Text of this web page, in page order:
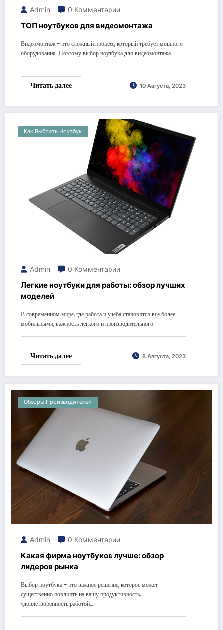
Admin 0 Комментарии
ТОП ноутбуков для видеомонтажа
Видеомонтаж - это сложный процесс, который требует мощного
оборудования. Поэтому выбор ноутбука для видеомонтажа -…
Читать далее 10 Августа, 2023
Как Выбрать Ноутбук
Admin 0 Комментарии
Легкие ноутбуки для работы: обзор лучших
моделей
В современном мире, где работа и учеба становятся все более
мобильными, важность легкого и производительного…
Читать далее 8 Августа, 2023
Обзоры Производителей
Admin 0 Комментарии
Какая фирма ноутбуков лучше: обзор
лидеров рынка
Выбор ноутбука - это важное решение, которое может
существенно повлиять на вашу продуктивность,
удовлетворенность работой…